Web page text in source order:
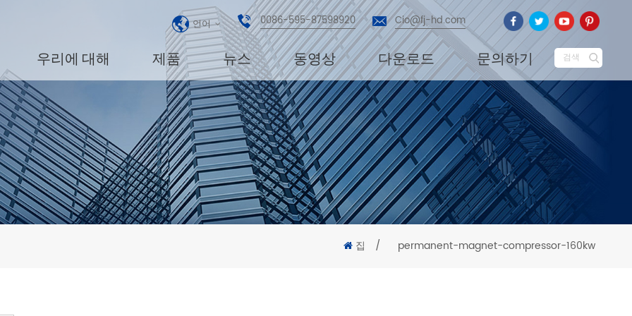
언어 0086-595-87598920 Cio@fj-hd.com
우리에 대해 제품 뉴스 동영상 다운로드 문의하기 검색
집 / permanent-magnet-compressor-160kw